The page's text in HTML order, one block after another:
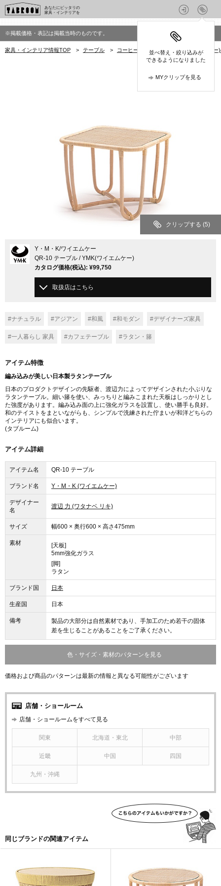
あなたにピッタリの
家具・インテリアを
並べ替え・絞り込みが
できるようになりました
MYクリップを見る
※掲載価格・表記は掲載当時のものです。
家具・インテリア情報TOP > テーブル > コーヒーテーブル > YMK(ワイエムケ
クリップする (5)
Y・M・K/ワイエムケー
QR-10 テーブル / YMK(ワイエムケー)
カタログ価格(税込): ¥99,750
取扱店はこちら
#ナチュラル #アジアン #和風 #和モダン #デザイナーズ家具
#一人暮らし 家具 #カフェテーブル #ラタン・籐
アイテム特徴
編み込みが美しい日本製ラタンテーブル
日本のプロダクトデザインの先駆者、渡辺力によってデザインされた小ぶりな
ラタンテーブル。細い籐を使い、みっちりと編みこまれた天板はしっかりとし
た強度があります。編み込み面の上に強化ガラスを設置し、使い勝手も良好。
和のテイストをまといながらも、シンプルで洗練された佇まいが和洋どちらの
インテリアにも似合います。
(タブルーム)
アイテム詳細
アイテム名 QR-10 テーブル
ブランド名 Y・M・K (ワイエムケー)
デザイナー
名
渡辺 力 (ワタナベ リキ)
サイズ 幅600 × 奥行600 × 高さ475mm
素材
[天板]
5mm強化ガラス
[脚]
ラタン
ブランド国 日本
生産国 日本
備考
製品の大部分は自然素材であり、手加工のため若干の固体
差を生じることがあることをご了承ください。
色・サイズ・素材のパターンを見る
価格および商品のパターンは最新の情報と異なる可能性がございます
店舗・ショールーム
店舗・ショールームをすべて見る
関東 北海道・東北 中部
近畿 中国 四国
九州・沖縄
同じブランドの関連アイテム